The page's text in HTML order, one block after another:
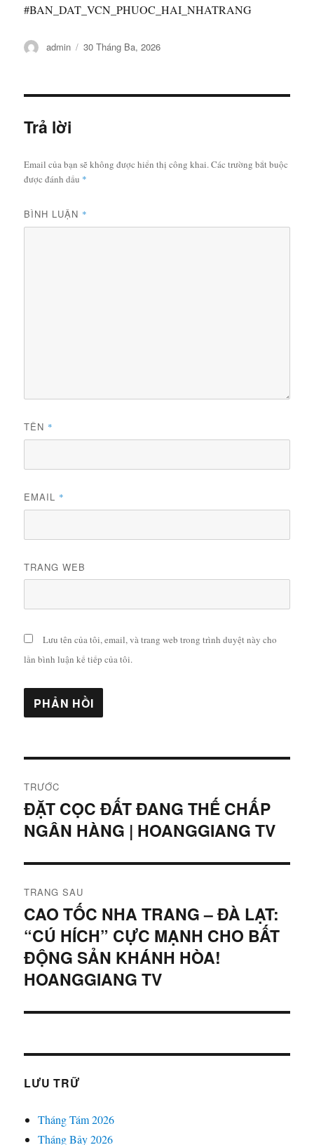
#BAN_DAT_VCN_PHUOC_HAI_NHATRANG
Tác
admin
Đăng
30 Tháng Ba, 2026
Trả lời
Email của bạn sẽ không được hiển thị công khai.Các trường bắt buộc
được đánh dấu *
BÌNH LUẬN *
TÊN *
EMAIL *
TRANG WEB
Lưu tên của tôi, email, và trang web trong trình duyệt này cho
lần bình luận kế tiếp của tôi.
hướng
bài
viết
TRƯỚC
Bài
viết
ĐẶT CỌC ĐẤT ĐANG THẾ CHẤP
NGÂN HÀNG | HOANGGIANG TV
TRANG SAU
Bài
tiếp
theo:
CAO TỐC NHA TRANG – ĐÀ LẠT:
“CÚ HÍCH” CỰC MẠNH CHO BẤT
ĐỘNG SẢN KHÁNH HÒA!
HOANGGIANG TV
LƯU TRỮ
Tháng Tám 2026
Tháng Bảy 2026